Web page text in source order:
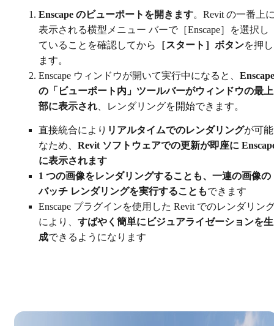
Enscape のビューポートを開きます。Revit の一番上
表示される横型メニュー バーで［Enscape］を選択し
ていることを確認してから
［スタート］ボタンを押し
ます。
Enscape ウィンドウが開いて実行中になると、 Enscape
の「ビューポート内」ツールバーがウィンドウの最上
部に表示され、レンダリングを開始できます。
直接統合により リアルタイムでのレンダリングが可能
なため、 Revit ソフトウェアでの更新が即座に
に表示されます
1 つの画像をレンダリングすることも、一連の画像の
バッチ レンダリングを実行することもできます
Enscape プラグインを使用した Revit でのレンダリン
により、 すばやく簡単にビジュアライゼーションを生
成できるようになります